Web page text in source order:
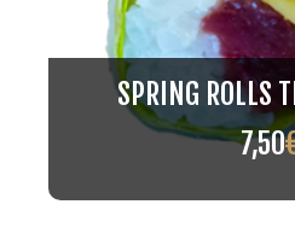
SPRING ROLLS
7,50